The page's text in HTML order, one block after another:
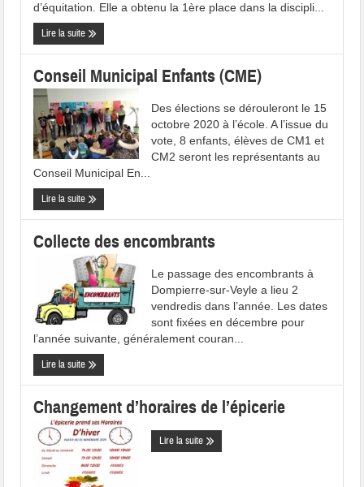
d’équitation. Elle a obtenu la 1ère place dans la discipli...
Lire la suite
Conseil Municipal Enfants (CME)
Des élections se dérouleront le 15
octobre 2020 à l’école. A l’issue du
vote, 8 enfants, élèves de CM1 et
CM2 seront les représentants au
Conseil Municipal En...
Lire la suite
Collecte des encombrants
Le passage des encombrants à
Dompierre-sur-Veyle a lieu 2
vendredis dans l’année. Les dates
sont fixées en décembre pour
l’année suivante, généralement couran...
Lire la suite
Changement d’horaires de l’épicerie
Lire la suite